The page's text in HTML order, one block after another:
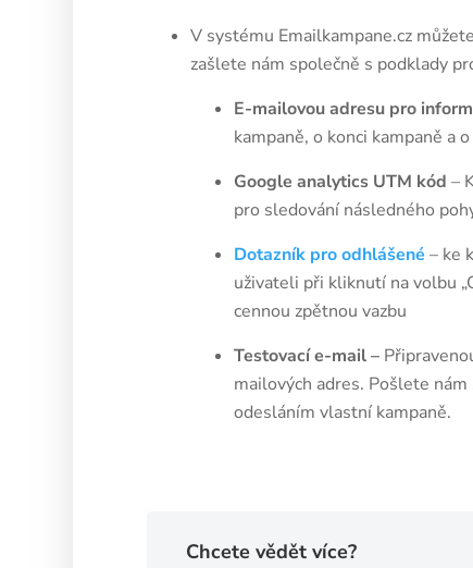
V systému Emailkampane.cz
zašlete nám společně s podklady
E-mailovou adresu pro
kampaně, o konci kampaně a
Google analytics UTM kód –
pro sledování následného
Dotazník pro odhlášené – ke
uživateli při kliknutí na volbu
cennou zpětnou vazbu
Testovací e-mail –
mailových adres. Pošlete
odesláním vlastní kampaně.
Chcete vědět více?